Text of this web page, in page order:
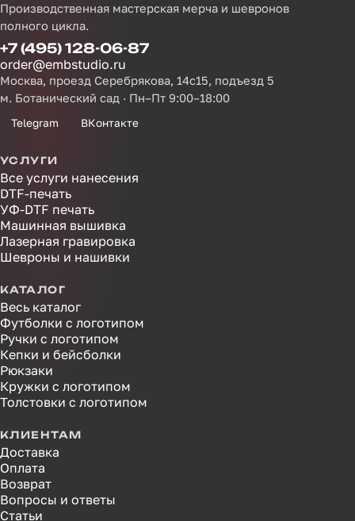
Производственная мастерская мерча и шевронов
полного цикла.
+7 (495) 128-06-87
order@embstudio.ru
Москва, проезд Серебрякова, 14с15, подъезд 5
м. Ботанический сад · Пн–Пт 9:00–18:00
Telegram ВКонтакте
УСЛУГИ
Все услуги нанесения
DTF-печать
УФ-DTF печать
Машинная вышивка
Лазерная гравировка
Шевроны и нашивки
КАТАЛОГ
Весь каталог
Футболки с логотипом
Ручки с логотипом
Кепки и бейсболки
Рюкзаки
Кружки с логотипом
Толстовки с логотипом
КЛИЕНТАМ
Доставка
Оплата
Возврат
Вопросы и ответы
Статьи